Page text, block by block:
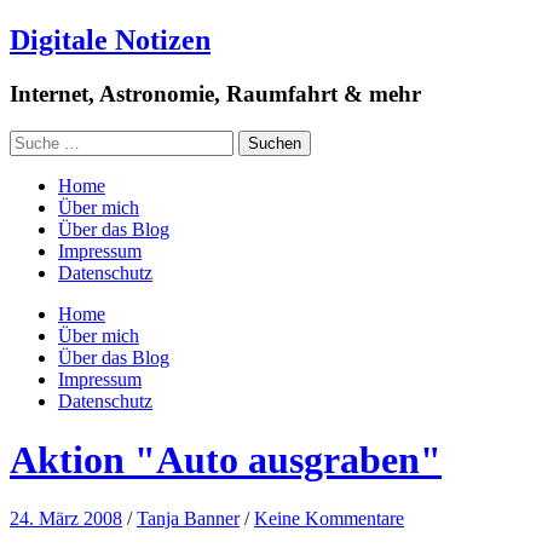
Digitale Notizen
Internet, Astronomie, Raumfahrt & mehr
Home
Über mich
Über das Blog
Impressum
Datenschutz
Home
Über mich
Über das Blog
Impressum
Datenschutz
Aktion "Auto ausgraben"
24. März 2008 /Tanja Banner /Keine Kommentare